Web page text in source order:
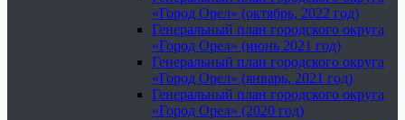
«Город Орел» (октябрь, 2022 год)
Генеральный план городского округа
«Город Орел» (июнь 2021 год)
Генеральный план городского округа
«Город Орел» (январь, 2021 год)
Генеральный план городского округа
«Город Орел» (2020 год)